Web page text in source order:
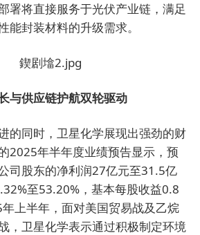
署将直接服务于光伏产业链，满足
能封装材料的升级需求。
与供应链护航双轮驱动
的同时，卫星化学展现出强劲的财
2025年半年度业绩预告显示，预
司股东的净利润27亿元至31.5亿
至53.20%，基本每股收益0.8
上半年，面对美国贸易战及乙烷
，卫星化学表示通过积极制定环境